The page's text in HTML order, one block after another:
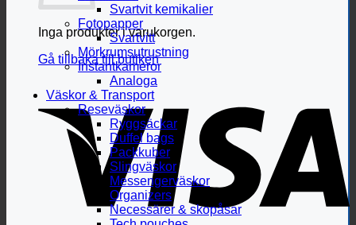
Inga produkter i varukorgen.
Gå tillbaka till butiken
Svartvit kemikalier
Fotopapper
Svartvitt
Mörkrumsutrustning
Instantkameror
Analoga
Väskor & Transport
Reseväskor
Ryggsäckar
Duffel bags
Packkuber
Slingväskor
Messengerväskor
Organizers
Necessärer & skopåsar